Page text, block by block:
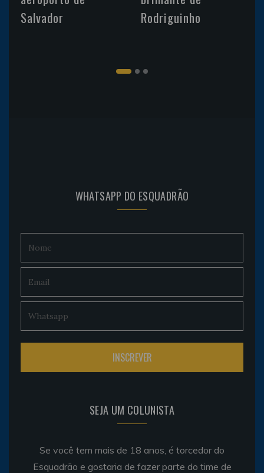
Salvador
Rodriguinho
WHATSAPP DO ESQUADRÃO
SEJA UM COLUNISTA
Se você tem mais de 18 anos, é torcedor do
Esquadrão e gostaria de fazer parte do time de